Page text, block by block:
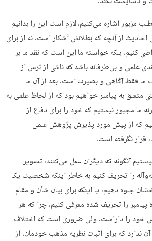
مزبور اشاره می‌کنیم، لازم است این را بدانیم
احادیث از آنچه که بطلانش آشکار است، نه از برای
کنیم، بلکه خواسته ما این است که نقد ما بر
علمی و بی‌طرفانه باشد که ناشی از ترس از
ما فقط آگاهی و بصیرت است. بعد از آن ما
به پیامبر خواهیم بود که از لحاظ علمی به
ما مجبور نیستیم که خود را برای دفاع از
که از پیش مورد پذیرش پژوهش علمی
قرار نگرفته است.
آنگونه که دیگران عمل می‌کنند، تصویر
را تحریف کنیم به خاطر اینکه شخصیت یک
جلوه دهیم، یا اینکه برای بیان شأن و مقام
پیامبر را تحریف شده معرفی کنیم، چرا که هر
خود را داراست. ولی ضروری است که اختلاف
ندارد که برای اثبات نظریه مذهب خودمان، از